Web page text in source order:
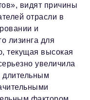
подписка
видят причины
отрасли в
и
лизинга для
текущая высокая
увеличила
длительным